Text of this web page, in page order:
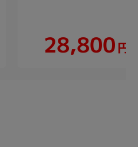
28,800円